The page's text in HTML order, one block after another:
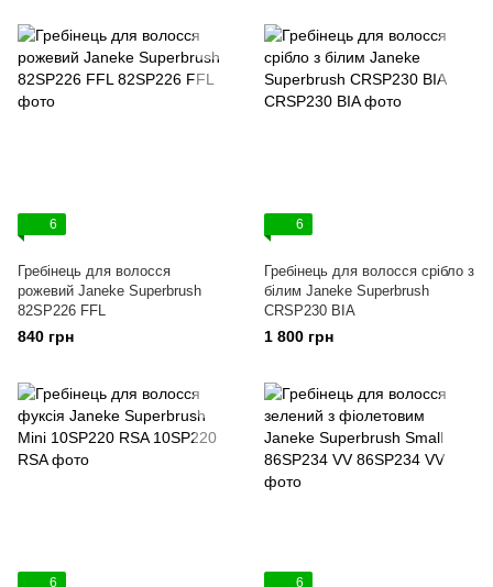
6
Гребінець для волосся
рожевий Janeke Superbrush
82SP226 FFL
840 грн
6
Гребінець для волосся срібло з
білим Janeke Superbrush
CRSP230 BIA
1 800 грн
6 6